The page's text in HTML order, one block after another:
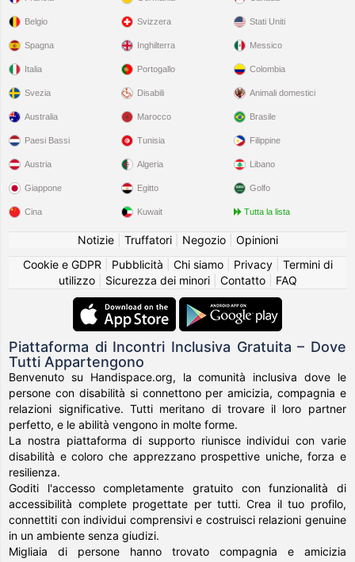
Belgio
Spagna
Italia
Svezia
Svizzera
Inghilterra
Portogallo
Disabili
Stati Uniti
Messico
Colombia
Animali domestici
Australia
Paesi Bassi
Austria
Giappone
Cina
Marocco
Tunisia
Algeria
Egitto
Kuwait
Brasile
Filippine
Libano
Golfo
Tutta la lista
Notizie| Truffatori| Negozio| Opinioni
Cookie e GDPR
Pubblicità Chi siamo| Privacy| Termini di
utilizzo| Sicurezza dei minori| Contatto| FAQ
Piattaforma di Incontri Inclusiva Gratuita – Dove
Tutti Appartengono
Benvenuto su Handispace.org, la comunità inclusiva dove le
persone con disabilità si connettono per amicizia, compagnia e
relazioni significative. Tutti meritano di trovare il loro partner
perfetto, e le abilità vengono in molte forme.
La nostra piattaforma di supporto riunisce individui con varie
disabilità e coloro che apprezzano prospettive uniche, forza e
resilienza.
Goditi l'accesso completamente gratuito con funzionalità di
accessibilità complete progettate per tutti. Crea il tuo profilo,
connettiti con individui comprensivi e costruisci relazioni genuine
in un ambiente senza giudizi.
Migliaia di persone hanno trovato compagnia e amicizia